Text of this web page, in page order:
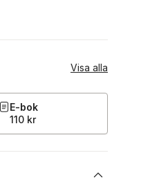
Visa alla
E-bok
110 kr